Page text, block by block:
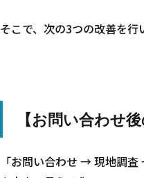
そこで、次の3つの改善を行
【お問い合わせ
「お問い合わせ → 現地調